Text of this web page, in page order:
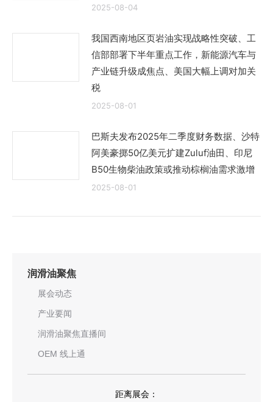
2025-08-04
我国西南地区页岩油实现战略性突破、工
信部部署下半年重点工作，新能源汽车与
产业链升级成焦点、美国大幅上调对加关
税
2025-08-01
巴斯夫发布2025年二季度财务数据、沙特
阿美豪掷50亿美元扩建Zuluf油田、印尼
B50生物柴油政策或推动棕榈油需求激增
2025-08-01
润滑油聚焦
展会动态
产业要闻
润滑油聚焦直播间
OEM 线上通
距离展会：